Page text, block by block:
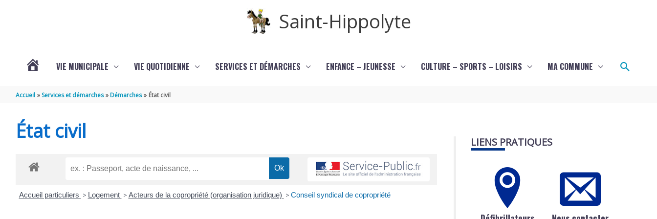
Saint-Hippolyte
SAINT-
VIE MUNICIPALE VIE QUOTIDIENNE SERVICES ET DÉMARCHES ENFANCE – JEUNESSE CULTURE – SPORTS – LOISIRS MA COMMUNE
Accueil Services et démarches Démarches État civil
État civil
Accueil particuliers > Logement > Acteurs de la copropriété (organisation juridique) > Conseil syndical de copropriété
LIENS PRATIQUES